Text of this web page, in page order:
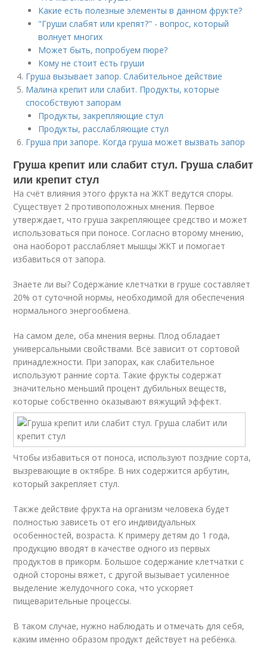
Какие есть полезные элементы в данном фрукте?
"Груши слабят или крепят?" - вопрос, который
волнует многих
Может быть, попробуем пюре?
Кому не стоит есть груши
Груша вызывает запор. Слабительное действие
Малина крепит или слабит. Продукты, которые
способствуют запорам
Продукты, закрепляющие стул
Продукты, расслабляющие стул
Груша при запоре. Когда груша может вызвать запор
Груша крепит или слабит стул. Груша слабит
или крепит стул
На счёт влияния этого фрукта на ЖКТ ведутся споры.
Существует 2 противоположных мнения. Первое
утверждает, что груша закрепляющее средство и может
использоваться при поносе. Согласно второму мнению,
она наоборот расслабляет мышцы ЖКТ и помогает
избавиться от запора.
Знаете ли вы? Содержание клетчатки в груше составляет
20% от суточной нормы, необходимой для обеспечения
нормального энергообмена.
На самом деле, оба мнения верны. Плод обладает
универсальными свойствами. Всё зависит от сортовой
принадлежности. При запорах, как слабительное
используют ранние сорта. Такие фрукты содержат
значительно меньший процент дубильных веществ,
которые собственно оказывают вяжущий эффект.
Чтобы избавиться от поноса, используют поздние сорта,
вызревающие в октябре. В них содержится арбутин,
который закрепляет стул.
Также действие фрукта на организм человека будет
полностью зависеть от его индивидуальных
особенностей, возраста. К примеру детям до 1 года,
продукцию вводят в качестве одного из первых
продуктов в прикорм. Большое содержание клетчатки с
одной стороны вяжет, с другой вызывает усиленное
выделение желудочного сока, что ускоряет
пищеварительные процессы.
В таком случае, нужно наблюдать и отмечать для себя,
каким именно образом продукт действует на ребёнка.